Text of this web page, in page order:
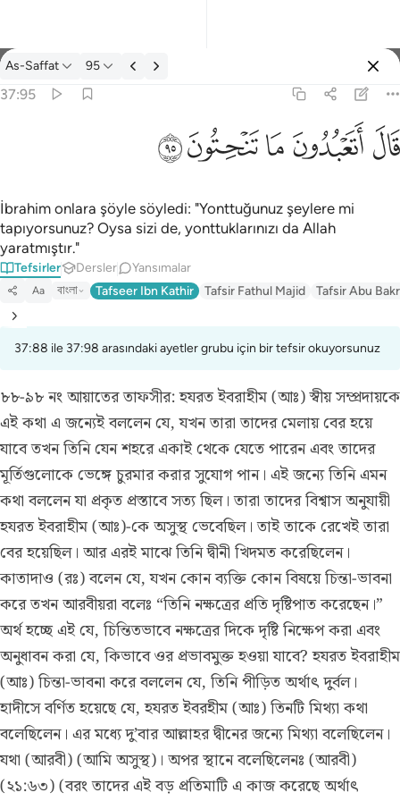
Tefsir: As-Saffat 37:95
As-Saffat 95
37:95
ﲟﲠﲡﲢﲣ
İbrahim onlara şöyle söyledi: "Yonttuğunuz şeylere mi
tapıyorsunuz? Oysa sizi de, yonttuklarınızı da Allah
yaratmıştır."
Tefsirler Dersler Yansımalar
Aa বাংলা Tafseer Ibn Kathir Tafsir Fathul Majid Tafsir Abu
37:88 ile 37:98 arasındaki ayetler grubu için bir tefsir okuyorsunuz
৮৮-৯৮ নং আয়াতের তাফসীর:হযরত ইবরাহীম (আঃ) স্বীয় সম্প্রদায়কে
এই কথা এ জন্যেই বললেন যে, যখন তারা তাদের মেলায় বের হয়ে
যাবে তখন তিনি যেন শহরে একাই থেকে যেতে পারেন এবং তাদের
মূর্তিগুলোকে ভেঙ্গে চুরমার করার সুযোগ পান। এই জন্যে তিনি এমন
কথা বললেন যা প্রকৃত প্রস্তাবে সত্য ছিল। তারা তাদের বিশ্বাস অনুযায়ী
হযরত ইবরাহীম (আঃ)-কে অসুস্থ ভেবেছিল। তাই তাকে রেখেই তারা
বের হয়েছিল। আর এরই মাঝে তিনি দ্বীনী খিদমত করেছিলেন।
কাতাদাও (রঃ) বলেন যে, যখন কোন ব্যক্তি কোন বিষয়ে চিন্তা-ভাবনা
করে তখন আরবীয়রা বলেঃ “তিনি নক্ষত্রের প্রতি দৃষ্টিপাত করেছেন।”
অর্থ হচ্ছে এই যে, চিন্তিতভাবে নক্ষত্রের দিকে দৃষ্টি নিক্ষেপ করা এবং
অনুধাবন করা যে, কিভাবে ওর প্রভাবমুক্ত হওয়া যাবে? হযরত ইবরাহীম
(আঃ) চিন্তা-ভাবনা করে বললেন যে, তিনি পীড়িত অর্থাৎ দুর্বল।
হাদীসে বর্ণিত হয়েছে যে, হযরত ইবরহীম (আঃ) তিনটি মিথ্যা কথা
বলেছিলেন। এর মধ্যে দু’বার আল্লাহর দ্বীনের জন্যে মিথ্যা বলেছিলেন।
যথা (আরবী) (আমি অসুস্থ)। অপর স্থানে বলেছিলেনঃ (আরবী)
(২১:৬৩) (বরং তাদের এই বড় প্রতিমাটি এ কাজ করেছে অর্থাৎ